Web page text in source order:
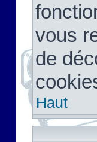
vous
de
Haut